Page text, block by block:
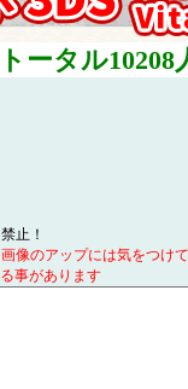
ータル10208
止！
像のアップには気をつけ
事があります